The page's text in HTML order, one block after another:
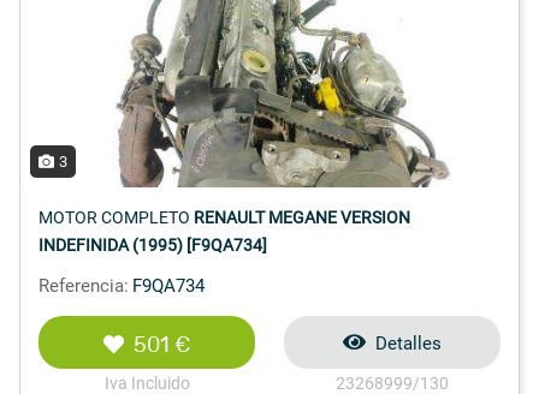
3
MOTOR COMPLETO RENAULT MEGANE VERSION
INDEFINIDA (1995) [F9QA734]
Referencia: F9QA734
501 €
Iva Incluido
Detalles
23268999/130